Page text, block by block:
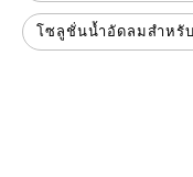
โซลูชั่นน้ำอัดลมสำหรั